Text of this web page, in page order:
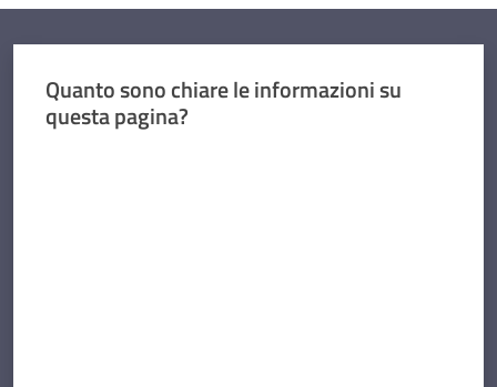
Quanto sono chiare le informazioni su
questa pagina?